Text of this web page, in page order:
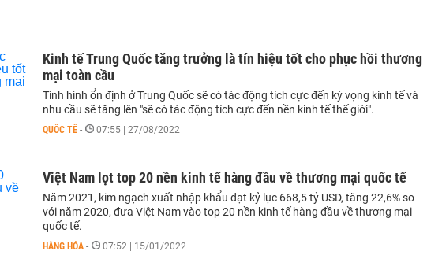
Kinh tế Trung Quốc tăng trưởng là tín hiệu tốt cho phục hồi thương
mại toàn cầu
Tình hình ổn định ở Trung Quốc sẽ có tác động tích cực đến kỳ vọng kinh tế và
nhu cầu sẽ tăng lên "sẽ có tác động tích cực đến nền kinh tế thế giới".
QUỐC TẾ - 07:55 | 27/08/2022
Việt Nam lọt top 20 nền kinh tế hàng đầu về thương mại quốc tế
Năm 2021, kim ngạch xuất nhập khẩu đạt kỷ lục 668,5 tỷ USD, tăng 22,6% so
với năm 2020, đưa Việt Nam vào top 20 nền kinh tế hàng đầu về thương mại
quốc tế.
HÀNG HÓA - 07:52 | 15/01/2022